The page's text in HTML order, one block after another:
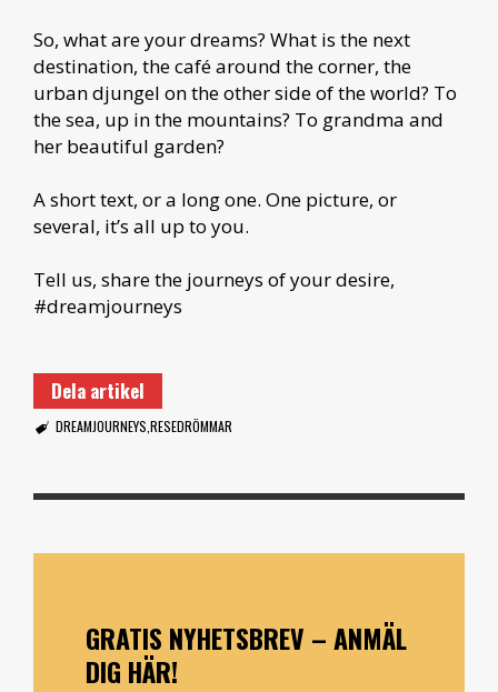
So, what are your dreams? What is the next
destination, the café around the corner, the
urban djungel on the other side of the world? To
the sea, up in the mountains? To grandma and
her beautiful garden?
A short text, or a long one. One picture, or
several, it’s all up to you.
Tell us, share the journeys of your desire,
#dreamjourneys
Dela artikel
DREAMJOURNEYS RESEDRÖMMAR
GRATIS NYHETSBREV – ANMÄL
DIG HÄR!